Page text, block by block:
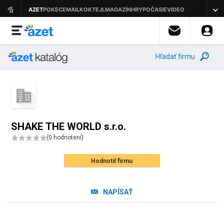
Hľadať firmu
SHAKE THE WORLD s.r.o.
(0 hodnotení)
Hodnotiť firmu
NAPÍSAŤ